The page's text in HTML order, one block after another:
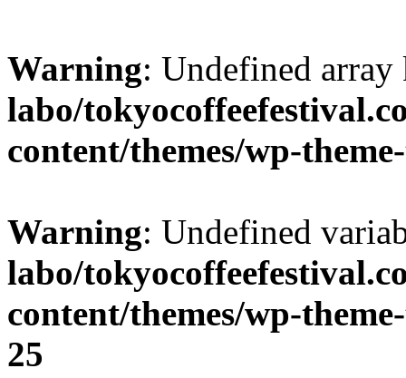
Warning: Undefined
labo/
content/themes/wp-
Warning: Undefined
labo/
content/themes/wp-
25